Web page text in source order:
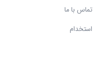
تماس با ما
استخدام